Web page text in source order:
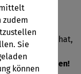
nach dem
zuhause hat,
ganz nach
- Spaß haben!
zudem
Sie
können